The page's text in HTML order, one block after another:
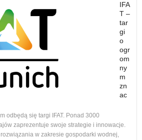
IFA
T –
tar
gi
o
ogr
om
ny
m
zn
ac
odbędą się targi IFAT. Ponad 3000
zaprezentuje swoje strategie i innowacje.
w zakresie gospodarki wodnej,